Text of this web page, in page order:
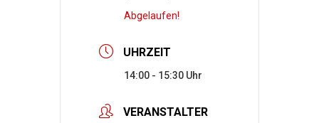
Abgelaufen!
UHRZEIT
14:00 - 15:30
VERANSTALTER